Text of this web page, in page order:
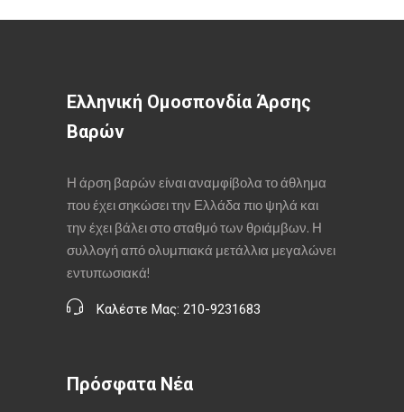
Ελληνική Ομοσπονδία Άρσης
Βαρών
Η άρση βαρών είναι αναμφίβολα το άθλημα
που έχει σηκώσει την Ελλάδα πιο ψηλά και
την έχει βάλει στο σταθμό των θριάμβων. Η
συλλογή από ολυμπιακά μετάλλια μεγαλώνει
εντυπωσιακά!
Καλέστε Μας: 210-9231683
Πρόσφατα Νέα